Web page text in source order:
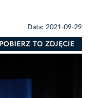
Data: 2021-09-29
POBIERZ TO ZDJĘCIE